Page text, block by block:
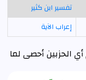
تفسير ابن كثير
إعراب الآية
الحزبين أحصى لما